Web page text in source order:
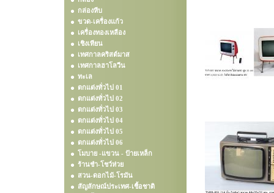
กล่องหีบ
ขวด-เครื่องแก้ว
เครื่องทองเหลือง
เชิงเทียน
เทศกาลคริสต์มาส
เทศกาลฮาโลวีน
ทะเล
ตกแต่งทั่วไป 01
ตกแต่งทั่วไป 02
ตกแต่งทั่วไป 03
ตกแต่งทั่วไป 04
ตกแต่งทั่วไป 05
ตกแต่งทั่วไป 06
โมบาย -แขวน - ป้ายเหล็ก
ร้านชำ-โชว์ห่วย
สวน-ดอกไม้-โรมัน
สัญลักษณ์ประเทศ-เชื้อชาติ